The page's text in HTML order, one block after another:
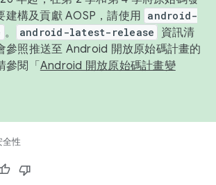
建構及貢獻 AOSP，請使用 android-
。 android-latest-release
資訊清
參照推送至 Android 開放原始碼計畫的
參閱「 Android 開放原始碼計畫變
全性